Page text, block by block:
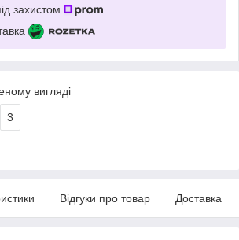
захистом
вигляді
3
Відгуки про товар Доставка